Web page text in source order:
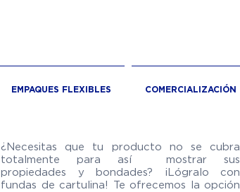
EMPAQUES FLEXIBLES COMERCIALIZACIÓN
¿Necesitas que tu producto no se cubra
totalmente para así mostrar sus
propiedades y bondades? ¡Lógralo con
fundas de cartulina! Te ofrecemos la opción